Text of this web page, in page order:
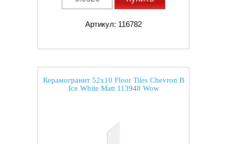
Артикул: 116782
Керамогранит 52x10 Floor Tiles Chevron B
Ice White Matt 113948 Wow